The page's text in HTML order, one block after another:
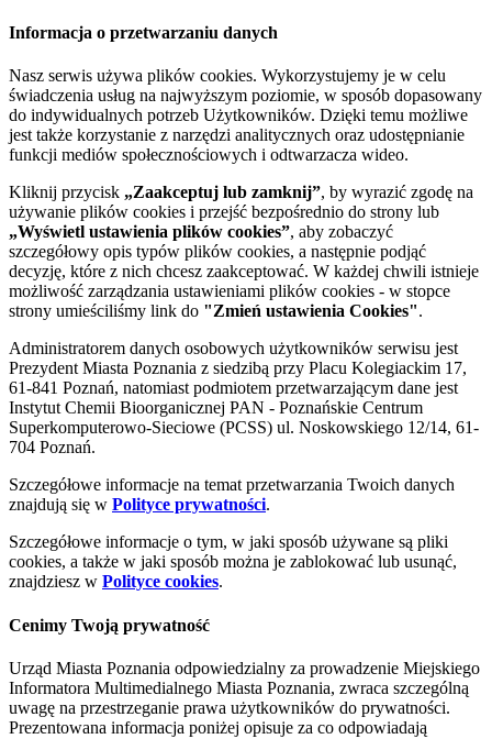
Informacja o przetwarzaniu danych
Nasz serwis używa plików cookies. Wykorzystujemy je w celu
świadczenia usług na najwyższym poziomie, w sposób dopasowany
do indywidualnych potrzeb Użytkowników. Dzięki temu możliwe
jest także korzystanie z narzędzi analitycznych oraz udostępnianie
funkcji mediów społecznościowych i odtwarzacza wideo.
Kliknij przycisk „Zaakceptuj lub zamknij”, by wyrazić zgodę na
używanie plików cookies i przejść bezpośrednio do strony lub
„Wyświetl ustawienia plików cookies”, aby zobaczyć
szczegółowy opis typów plików cookies, a następnie podjąć
decyzję, które z nich chcesz zaakceptować. W każdej chwili istnieje
możliwość zarządzania ustawieniami plików cookies - w stopce
strony umieściliśmy link do "Zmień ustawienia Cookies".
Administratorem danych osobowych użytkowników serwisu jest
Prezydent Miasta Poznania z siedzibą przy Placu Kolegiackim 17,
61-841 Poznań, natomiast podmiotem przetwarzającym dane jest
Instytut Chemii Bioorganicznej PAN - Poznańskie Centrum
Superkomputerowo-Sieciowe (PCSS) ul. Noskowskiego 12/14, 61-
704 Poznań.
Szczegółowe informacje na temat przetwarzania Twoich danych
znajdują się w Polityce prywatności.
Szczegółowe informacje o tym, w jaki sposób używane są pliki
cookies, a także w jaki sposób można je zablokować lub usunąć,
znajdziesz w Polityce cookies.
Cenimy Twoją prywatność
Urząd Miasta Poznania odpowiedzialny za prowadzenie Miejskiego
Informatora Multimedialnego Miasta Poznania, zwraca szczególną
uwagę na przestrzeganie prawa użytkowników do prywatności.
Prezentowana informacja poniżej opisuje za co odpowiadają